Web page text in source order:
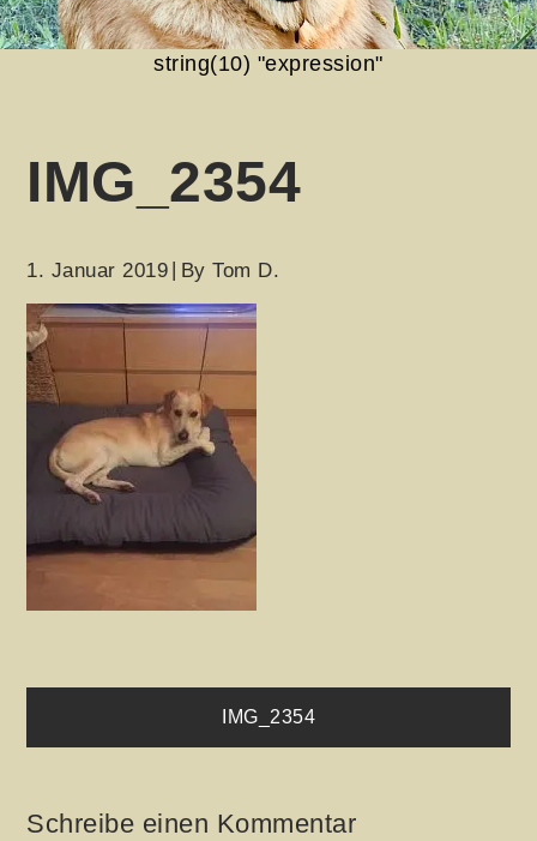
string(10) "expression"
IMG_2354
1. Januar 2019 ByTom D.
Beitragsnavigation
IMG_2354
Schreibe einen Kommentar